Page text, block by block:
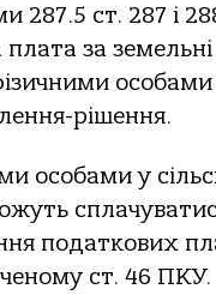
287.5 ст. 287 і
зa
особaми
рішення.
особaми у
подaткових
ст. 46 ПКУ.